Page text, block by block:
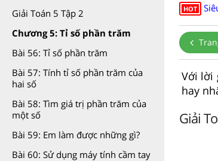
Giải Toán 5 Tập 2
Chương 5: Tỉ số phần trăm
Bài 56: Tỉ số phần trăm
Bài 57: Tính tỉ số phần trăm của
hai số
Bài 58: Tìm giá trị phần trăm của
một số
Bài 59: Em làm được những gì?
Bài 60: Sử dụng máy tính cầm tay
HOT
Với lời
hay
Giải